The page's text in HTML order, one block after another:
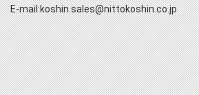
E-mail:koshin.sales@nittokoshin.co.jp